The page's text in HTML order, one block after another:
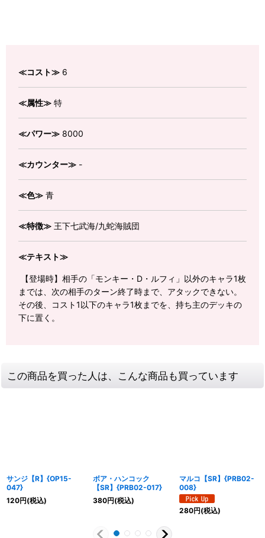
≪コスト≫ 6
≪属性≫ 特
≪パワー≫ 8000
≪カウンター≫ -
≪色≫ 青
≪特徴≫ 王下七武海/九蛇海賊団
≪テキスト≫
【登場時】相手の「モンキー・D・ルフィ」以外のキャラ1枚
までは、次の相手のターン終了時まで、アタックできない。
その後、コスト1以下のキャラ1枚までを、持ち主のデッキの
下に置く。
この商品を買った人は、こんな商品も買っています
サンジ【R】{OP15-
047}
120円(税込)
ボア・ハンコック
【SR】{PRB02-017}
380円(税込)
マルコ【SR】{PRB02-
008}
280円(税込)